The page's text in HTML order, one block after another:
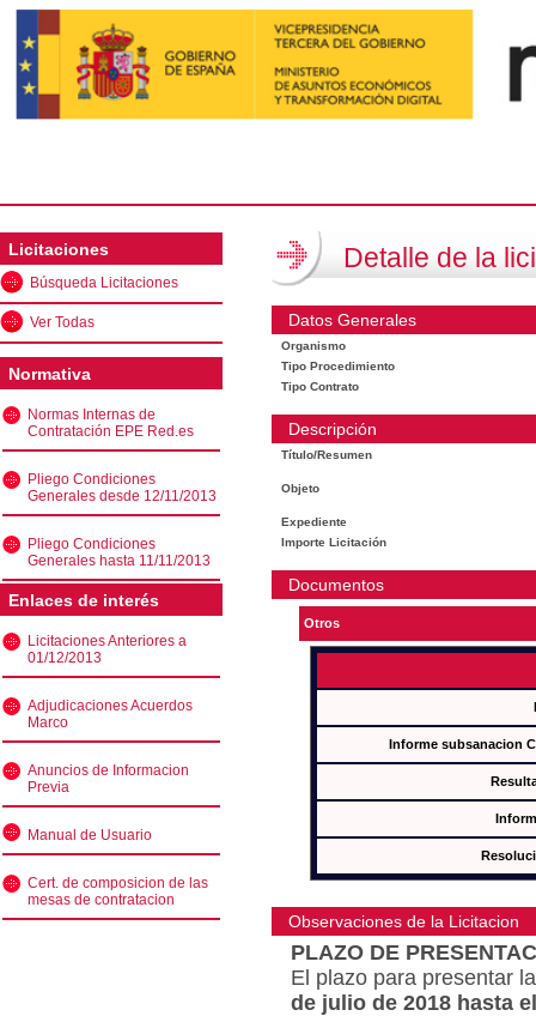
Licitaciones
Búsqueda Licitaciones
Ver Todas
Normativa
Normas Internas de
Contratación EPE Red.es
Pliego Condiciones
Generales desde 12/11/2013
Pliego Condiciones
Generales hasta 11/11/2013
Enlaces de interés
Licitaciones Anteriores a
01/12/2013
Adjudicaciones Acuerdos
Marco
Anuncios de Informacion
Previa
Manual de Usuario
Cert. de composicion de las
mesas de contratacion
Detalle de la
Datos Generales
Organismo
Tipo Procedimiento
Tipo Contrato
Descripción
Título/Resumen
Objeto
Expediente
Importe Licitación
Documentos
Otros
Informe subsanacion
Observaciones de la Licitacion
PLAZO DE
El plazo para presentar
de julio de 2018 hasta